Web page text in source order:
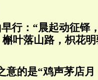
行：“晨起动征铎
叶落山路，枳花
意的是“鸡声茅店